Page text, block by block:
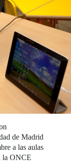
de Madrid
a las aulas
la ONCE